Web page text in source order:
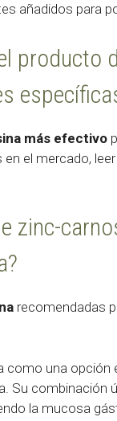
añadidos para
producto
más efectivo
el mercado,
zinc-
recomendadas
como una opción
Su combinación
la mucosa